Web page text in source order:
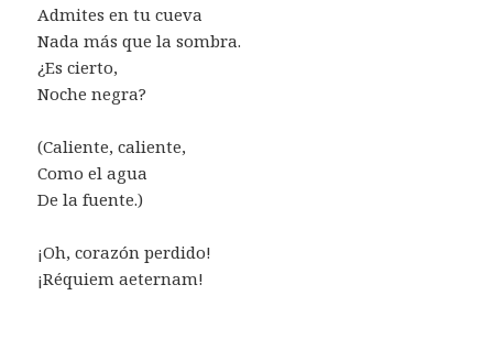
Admites en tu cueva
Nada más que la sombra.
¿Es cierto,
Noche negra?
(Caliente, caliente,
Como el agua
De la fuente.)
¡Oh, corazón perdido!
¡Réquiem aeternam!